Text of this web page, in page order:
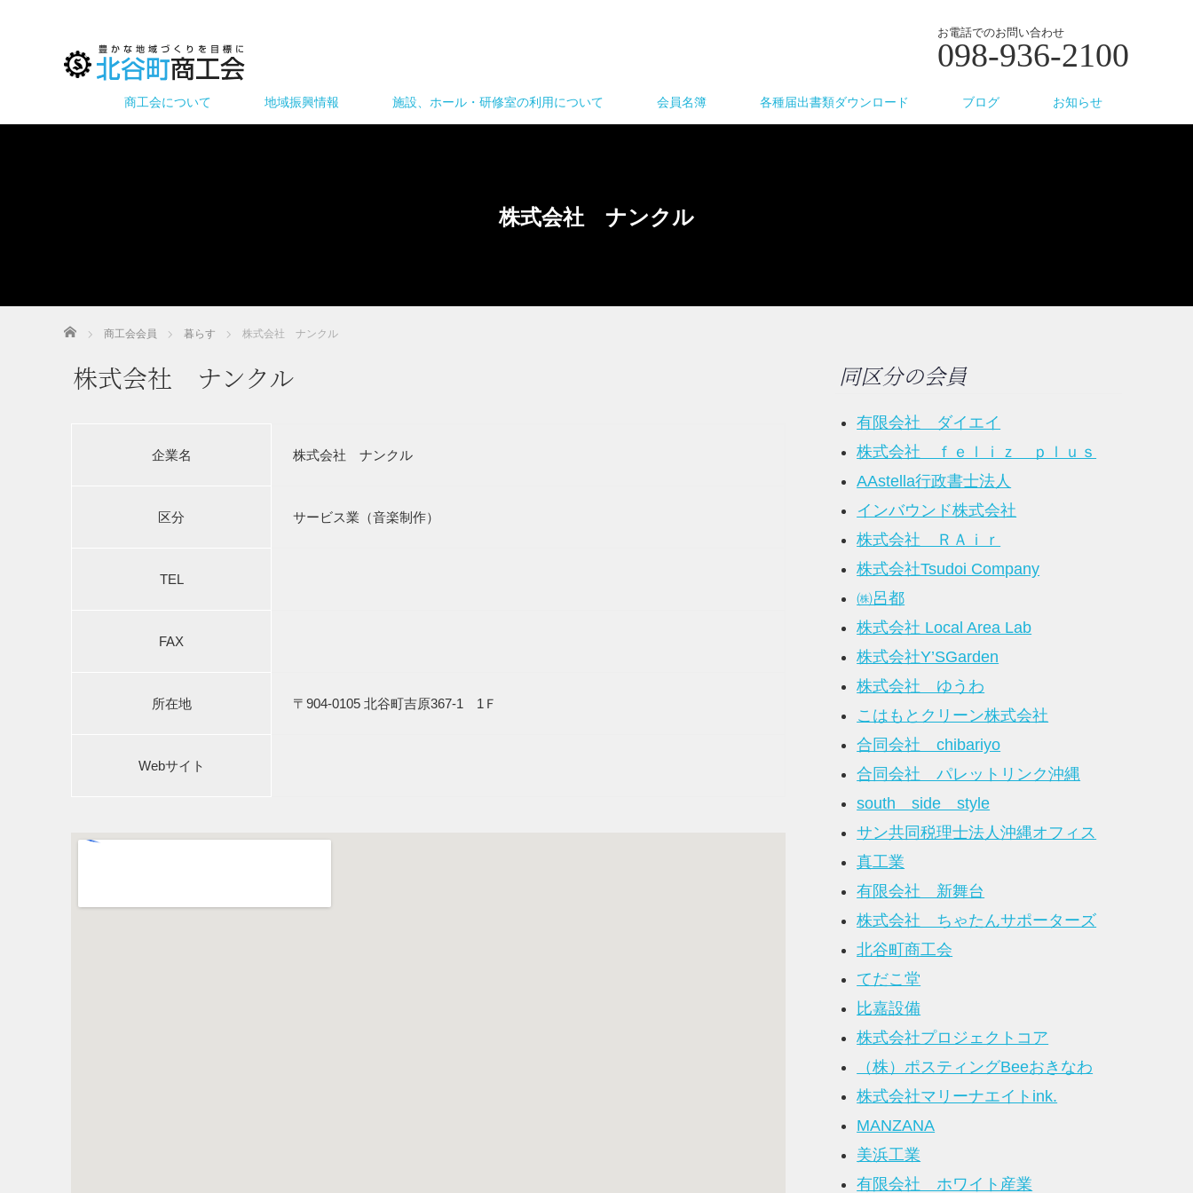
お電話でのお問い合わせ
098-936-2100
商工会について 地域振興情報 施設、ホール・研修室の利用について 会員名簿 各種届出書類ダウンロード ブログ お知らせ
株式会社 ナンクル
ホーム 商工会会員 暮らす 株式会社 ナンクル
株式会社 ナンクル
企業名 株式会社 ナンクル
区分 サービス業（音楽制作）
TEL
FAX
所在地 〒904-0105 北谷町吉原367-1 1Ｆ
Webサイト
同区分の会員
有限会社 ダイエイ
株式会社 ｆｅｌｉｚ ｐｌｕｓ
AAstella行政書士法人
インバウンド株式会社
株式会社 ＲＡｉｒ
株式会社Tsudoi Company
㈱呂都
株式会社 Local Area Lab
株式会社Y’SGarden
株式会社 ゆうわ
こはもとクリーン株式会社
合同会社 chibariyo
合同会社 パレットリンク沖縄
south side style
サン共同税理士法人沖縄オフィス
真工業
有限会社 新舞台
株式会社 ちゃたんサポーターズ
北谷町商工会
てだこ堂
比嘉設備
株式会社プロジェクトコア
（株）ポスティングBeeおきなわ
株式会社マリーナエイトink.
MANZANA
美浜工業
有限会社 ホワイト産業